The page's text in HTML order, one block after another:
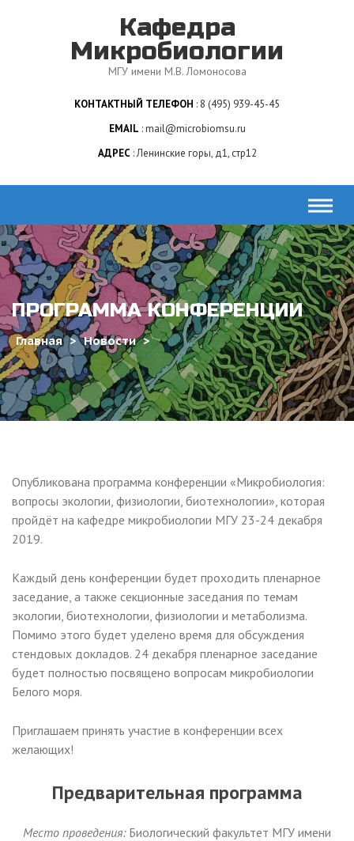
Кафедра
Микробиологии
МГУ имени М.В. Ломоносова
КОНТАКТНЫЙ ТЕЛЕФОН 8 (495) 939-45-45
EMAIL mail@microbiomsu.ru
АДРЕС Ленинские горы, д1, стр12
ПРОГРАММА КОНФЕРЕНЦИИ
Главная > Новости >
Опубликована программа конференции «Микробиология:
вопросы экологии, физиологии, биотехнологии», которая
пройдёт на кафедре микробиологии МГУ 23-24 декабря
2019.
Каждый день конференции будет проходить пленарное
заседание, а также секционные заседания по темам
экологии, биотехнологии, физиологии и метаболизма.
Помимо этого будет уделено время для обсуждения
стендовых докладов. 24 декабря пленарное заседание
будет полностью посвящено вопросам микробиологии
Белого моря.
Приглашаем принять участие в конференции всех
желающих!
Предварительная программа
Место проведения:Биологический факультет МГУ имени